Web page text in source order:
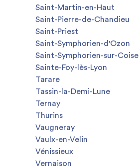
Saint-Martin-en-Haut
Saint-Pierre-de-Chandieu
Saint-Priest
Saint-Symphorien-d'Ozon
Saint-Symphorien-sur-Coise
Sainte-Foy-lès-Lyon
Tarare
Tassin-la-Demi-Lune
Ternay
Thurins
Vaugneray
Vaulx-en-Velin
Vénissieux
Vernaison